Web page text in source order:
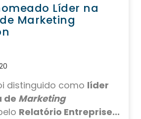
Líder na
Marketing
distinguido como líder
de Marketing
Relatório Entreprise...